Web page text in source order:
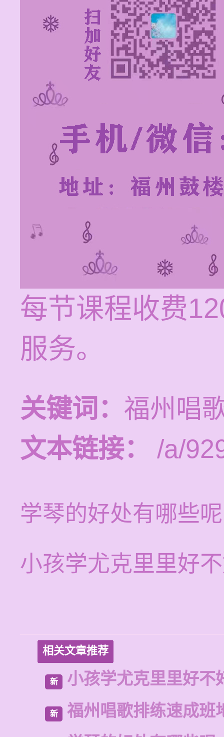
每节课程收费
服务。
关键词： 福州唱
文本链接：
/a/
学琴的好处有哪些呢
小孩学尤克里里好
相关文章推荐
新 小孩学尤克里里好不
新
福州唱歌排练速成班